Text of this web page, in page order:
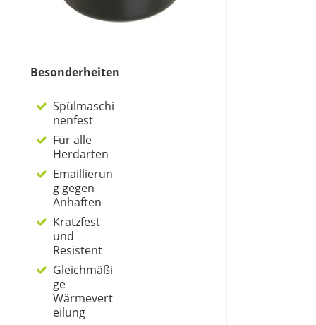
Besonderheiten
Spülmaschi
nenfest
Für alle
Herdarten
Emaillierun
g gegen
Anhaften
Kratzfest
und
Resistent
Gleichmäßi
ge
Wärmevert
eilung